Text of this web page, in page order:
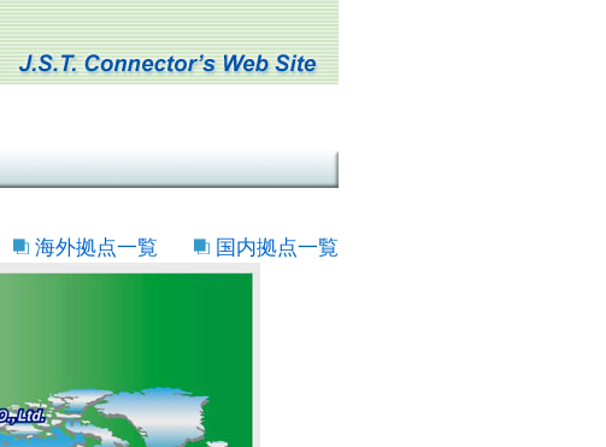
海外拠点一覧 国内拠点一覧